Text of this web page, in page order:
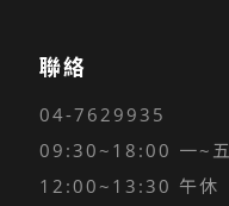
聯絡
04-7629935
09:30~18:00 一~五
12:00~13:30 午休